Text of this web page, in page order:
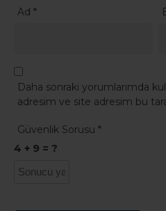
Ad *
Daha sonraki yorumlarımda
adresim ve site adresim bu
Güvenlik Sorusu *
4 + 9 = ?